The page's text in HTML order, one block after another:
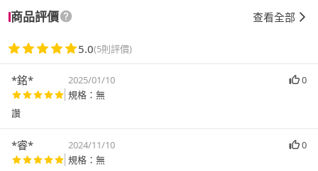
商品評價 查看全部
5.0(5則評價)
*銘* 2025/01/10
0
規格：無
讚
*睿* 2024/11/10
0
規格：無